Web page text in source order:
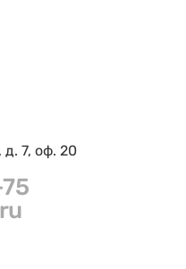
7, оф. 20